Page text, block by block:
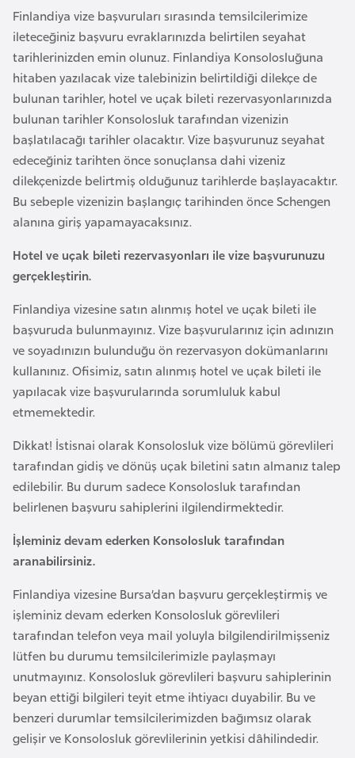
Finlandiya vize başvuruları sırasında temsilcilerimize
ileteceğiniz başvuru evraklarınızda belirtilen seyahat
tarihlerinizden emin olunuz. Finlandiya Konsolosluğuna
hitaben yazılacak vize talebinizin belirtildiği dilekçe de
bulunan tarihler, hotel ve uçak bileti rezervasyonlarınızda
bulunan tarihler Konsolosluk tarafından vizenizin
başlatılacağı tarihler olacaktır. Vize başvurunuz seyahat
edeceğiniz tarihten önce sonuçlansa dahi vizeniz
dilekçenizde belirtmiş olduğunuz tarihlerde başlayacaktır.
Bu sebeple vizenizin başlangıç tarihinden önce Schengen
alanına giriş yapamayacaksınız.
Hotel ve uçak bileti rezervasyonları ile vize başvurunuzu
gerçekleştirin.
Finlandiya vizesine satın alınmış hotel ve uçak bileti ile
başvuruda bulunmayınız. Vize başvurularınız için adınızın
ve soyadınızın bulunduğu ön rezervasyon dokümanlarını
kullanınız. Ofisimiz, satın alınmış hotel ve uçak bileti ile
yapılacak vize başvurularında sorumluluk kabul
etmemektedir.
Dikkat! İstisnai olarak Konsolosluk vize bölümü görevlileri
tarafından gidiş ve dönüş uçak biletini satın almanız talep
edilebilir. Bu durum sadece Konsolosluk tarafından
belirlenen başvuru sahiplerini ilgilendirmektedir.
İşleminiz devam ederken Konsolosluk tarafından
aranabilirsiniz.
Finlandiya vizesine Bursa’dan başvuru gerçekleştirmiş ve
işleminiz devam ederken Konsolosluk görevlileri
tarafından telefon veya mail yoluyla bilgilendirilmişseniz
lütfen bu durumu temsilcilerimizle paylaşmayı
unutmayınız. Konsolosluk görevlileri başvuru sahiplerinin
beyan ettiği bilgileri teyit etme ihtiyacı duyabilir. Bu ve
benzeri durumlar temsilcilerimizden bağımsız olarak
gelişir ve Konsolosluk görevlilerinin yetkisi dâhilindedir.
k
r
a
t
i
k
K
o
n
g
o
B
u
l
g
a
r
i
s
a
n
E
r
m
n
i
s
t
a
n
E